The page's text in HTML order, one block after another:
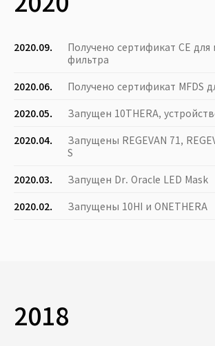
2020.09.
Получено сертификат CE
фильтра
2020.06.
Получено сертификат MFDS
2020.05.
Запущен 10THERA,
2020.04.
Запущены REGEVAN 71,
S
2020.03.
Запущен Dr. Oracle LED Mask
2020.02.
Запущены 10HI и ONETHERA
2018